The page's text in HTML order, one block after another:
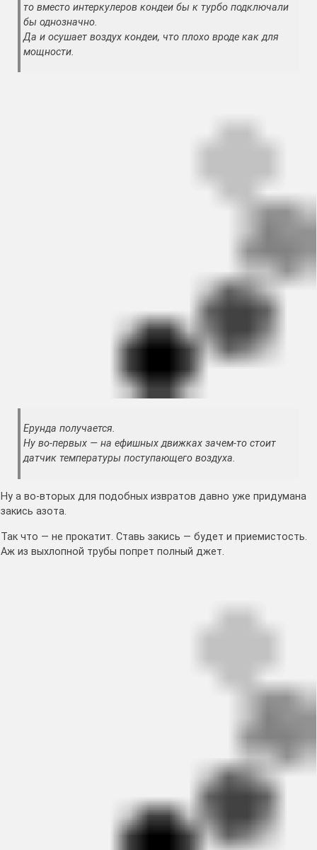
то вместо интеркулеров кондеи бы к турбо подключали
бы однозначно.
Да и осушает воздух кондеи, что плохо вроде как для
мощности.
Ерунда получается.
Ну во-первых — на ефишных движках зачем-то стоит
датчик температуры поступающего воздуха.
Ну а во-вторых для подобных извратов давно уже придумана
закись азота.
Так что — не прокатит. Ставь закись — будет и приемистость.
Аж из выхлопной трубы попрет полный джет.